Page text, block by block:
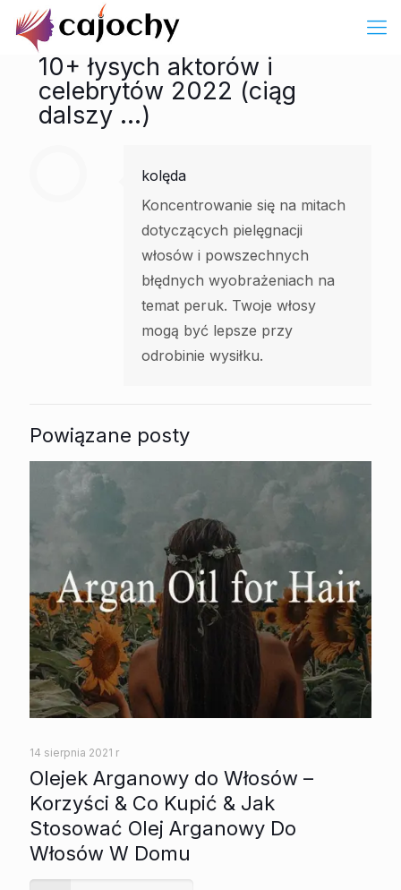
10+ łysych aktorów i
celebrytów 2022 (ciąg
dalszy …)
kolęda
Koncentrowanie się na mitach
dotyczących pielęgnacji
włosów i powszechnych
błędnych wyobrażeniach na
temat peruk. Twoje włosy
mogą być lepsze przy
odrobinie wysiłku.
Powiązane posty
14 sierpnia 2021 r
Olejek Arganowy do Włosów –
Korzyści & Co Kupić & Jak
Stosować Olej Arganowy Do
Włosów W Domu